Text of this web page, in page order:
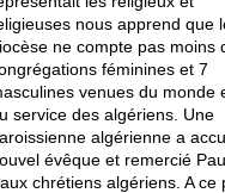
nous apprend que
ne compte pas moins
féminines et 7
venues du monde
service des algériens. Une
algérienne a
évêque et remercié
chrétiens algériens. A ce